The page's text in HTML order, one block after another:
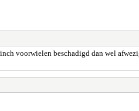
voorwielen beschadigd dan wel